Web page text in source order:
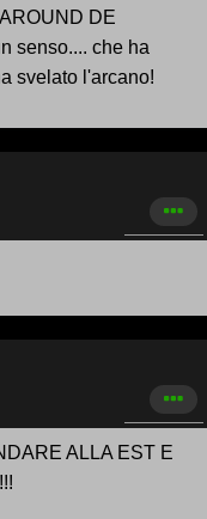
DE
senso.... che ha
svelato l'arcano!
ALLA EST E